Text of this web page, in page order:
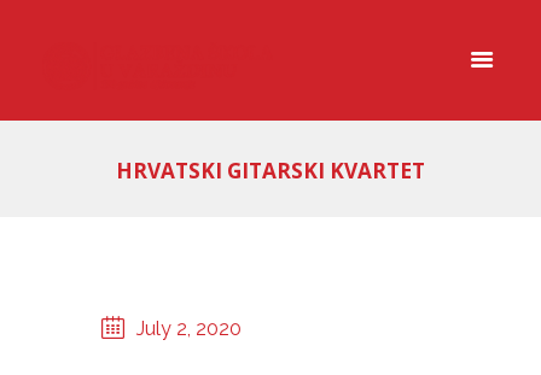
HRVATSKI GITARSKI KVARTET
July 2, 2020